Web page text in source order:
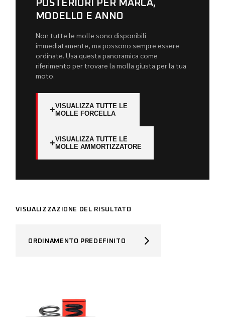
POSTERIORI PER MARCA,
MODELLO E ANNO
Non tutte le molle sono disponibili
immediatamente, ma possono sempre essere
ordinate. Usa questa panoramica come
riferimento per trovare la molla giusta per la tua
moto.
+VISUALIZZA TUTTE LE
MOLLE FORCELLA
+VISUALIZZA TUTTE LE
MOLLE AMMORTIZZATORE
VISUALIZZAZIONE DEL RISULTATO
ORDINAMENTO PREDEFINITO